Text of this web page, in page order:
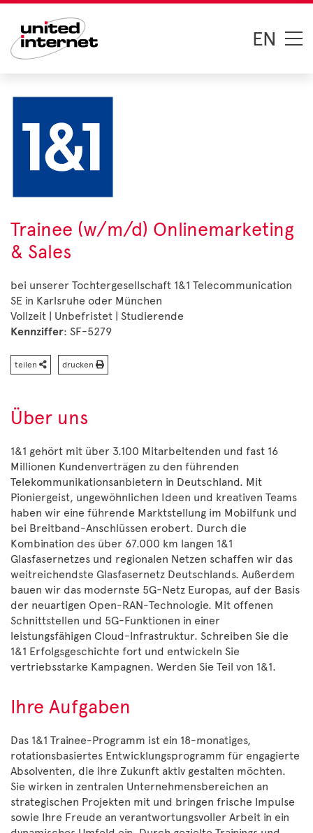
EN
Trainee (w/m/d) Onlinemarketing
& Sales
bei unserer Tochtergesellschaft 1&1 Telecommunication
SE in Karlsruhe oder München
Vollzeit | Unbefristet | Studierende
Kennziffer: SF-5279
teilen drucken
Über uns
1&1 gehört mit über 3.100 Mitarbeitenden und fast 16
Millionen Kundenverträgen zu den führenden
Telekommunikationsanbietern in Deutschland. Mit
Pioniergeist, ungewöhnlichen Ideen und kreativen Teams
haben wir eine führende Marktstellung im Mobilfunk und
bei Breitband-Anschlüssen erobert. Durch die
Kombination des über 67.000 km langen 1&1
Glasfasernetzes und regionalen Netzen schaffen wir das
weitreichendste Glasfasernetz Deutschlands. Außerdem
bauen wir das modernste 5G-Netz Europas, auf der Basis
der neuartigen Open-RAN-Technologie. Mit offenen
Schnittstellen und 5G-Funktionen in einer
leistungsfähigen Cloud-Infrastruktur. Schreiben Sie die
1&1 Erfolgsgeschichte fort und entwickeln Sie
vertriebsstarke Kampagnen. Werden Sie Teil von 1&1.
Ihre Aufgaben
Das 1&1 Trainee-Programm ist ein 18-monatiges,
rotationsbasiertes Entwicklungsprogramm für engagierte
Absolventen, die ihre Zukunft aktiv gestalten möchten.
Sie wirken in zentralen Unternehmensbereichen an
strategischen Projekten mit und bringen frische Impulse
sowie Ihre Freude an verantwortungsvoller Arbeit in ein